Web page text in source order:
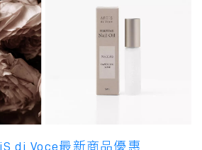
di Voce最新商品優惠